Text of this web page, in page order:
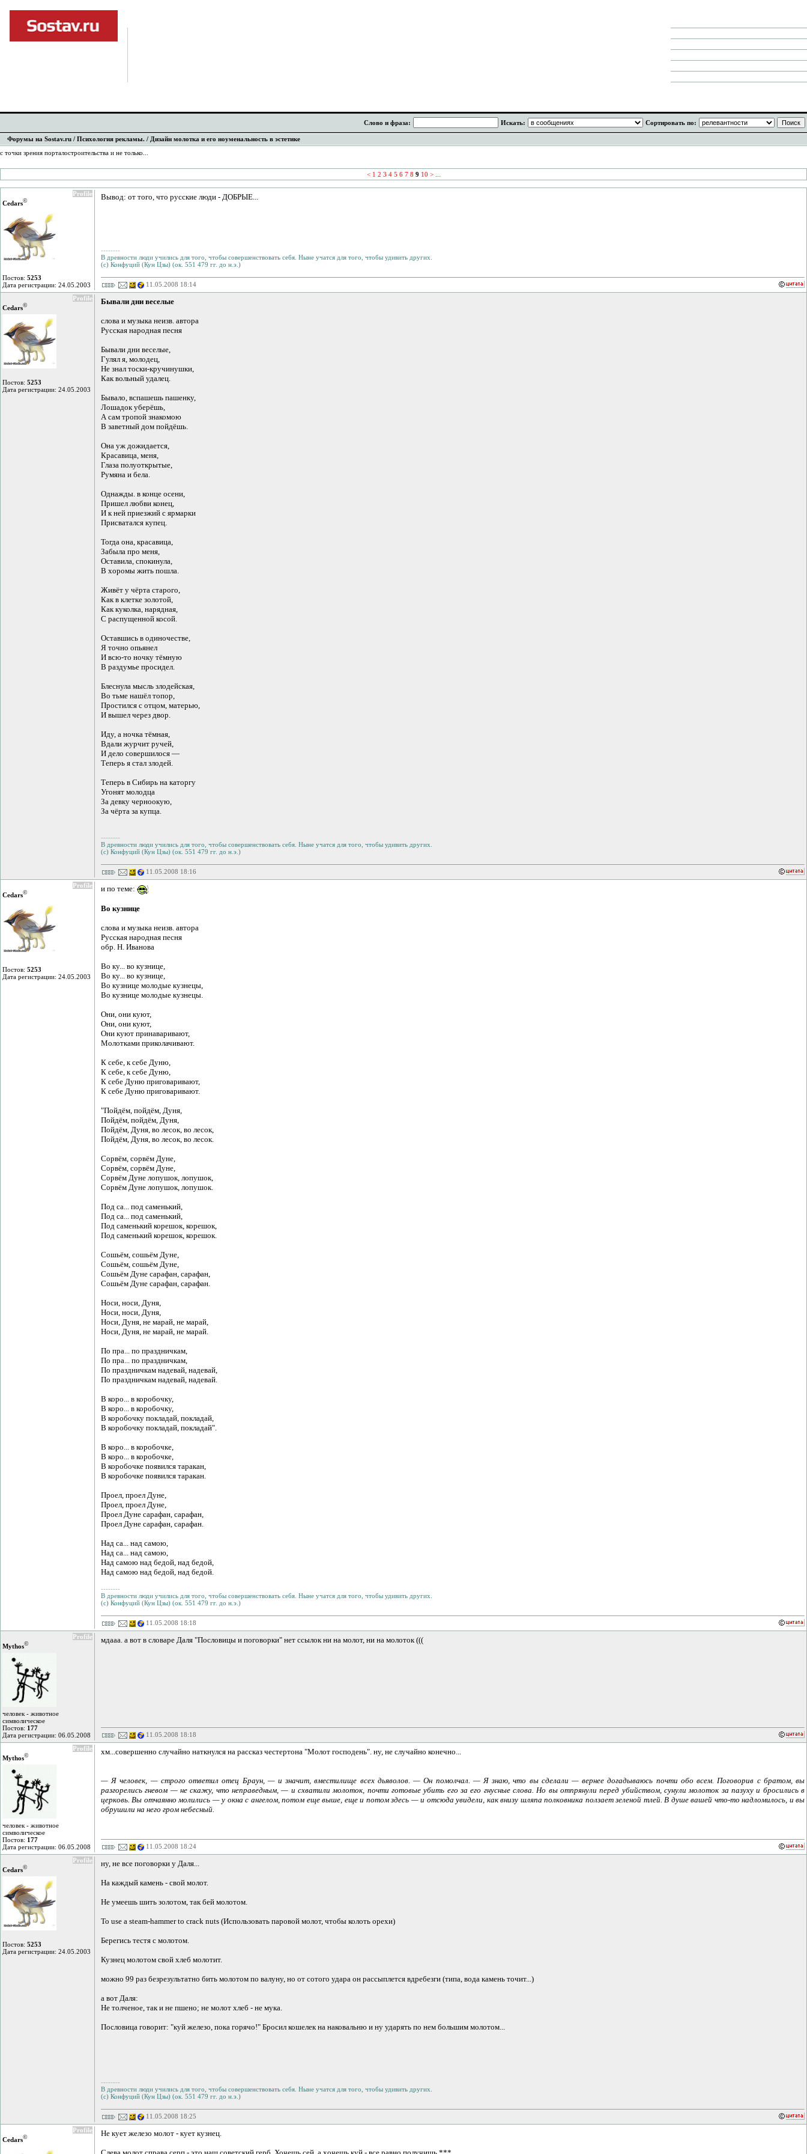
Слово и фраза: Искать: Сортировать по:
Форумы на Sostav.ru / Психология рекламы. / Дизайн молотка и его ноуменальность в эстетике
с точки зрения порталостроительства и не только...
< 1 2 3 4 5 6 7 8 9 10 >
Profile
Cedars©
Постов: 5253
Дата регистрации: 24.05.2003
Вывод: от того, что русские люди - ДОБРЫЕ...
--------
В древности люди учились для того, чтобы совершенствовать себя. Ныне учатся для того, чтобы удивить других.
(с) Конфуций (Кун Цзы) (ок. 551 479 гг. до н.э.)
11.05.2008 18:14
Profile
Cedars©
Постов: 5253
Дата регистрации: 24.05.2003
Бывали дни веселые
слова и музыка неизв. автора
Русская народная песня
Бывали дни веселые,
Гулял я, молодец,
Не знал тоски-кручинушки,
Как вольный удалец.
Бывало, вспашешь пашенку,
Лошадок уберёшь,
А сам тропой знакомою
В заветный дом пойдёшь.
Она уж дожидается,
Красавица, меня,
Глаза полуоткрытые,
Румяна и бела.
Однажды. в конце осени,
Пришел любви конец,
И к ней приезжий с ярмарки
Присватался купец.
Тогда она, красавица,
Забыла про меня,
Оставила, спокинула,
В хоромы жить пошла.
Живёт у чёрта старого,
Как в клетке золотой,
Как куколка, нарядная,
С распущенной косой.
Оставшись в одиночестве,
Я точно опьянел
И всю-то ночку тёмную
В раздумье просидел.
Блеснула мысль злодейская,
Во тьме нашёл топор,
Простился с отцом, матерью,
И вышел через двор.
Иду, а ночка тёмная,
Вдали журчит ручей,
И дело совершилося —
Теперь я стал злодей.
Теперь в Сибирь на каторгу
Угонят молодца
За девку черноокую,
За чёрта за купца.
--------
В древности люди учились для того, чтобы совершенствовать себя. Ныне учатся для того, чтобы удивить других.
(с) Конфуций (Кун Цзы) (ок. 551 479 гг. до н.э.)
11.05.2008 18:16
Profile
Cedars©
Постов: 5253
Дата регистрации: 24.05.2003
и по теме:
Во кузнице
слова и музыка неизв. автора
Русская народная песня
обр. Н. Иванова
Во ку... во кузнице,
Во ку... во кузнице,
Во кузнице молодые кузнецы,
Во кузнице молодые кузнецы.
Они, они куют,
Они, они куют,
Они куют принаваривают,
Молотками приколачивают.
К себе, к себе Дуню,
К себе, к себе Дуню,
К себе Дуню приговаривают,
К себе Дуню приговаривают.
"Пойдём, пойдём, Дуня,
Пойдём, пойдём, Дуня,
Пойдём, Дуня, во лесок, во лесок,
Пойдём, Дуня, во лесок, во лесок.
Сорвём, сорвём Дуне,
Сорвём, сорвём Дуне,
Сорвём Дуне лопушок, лопушок,
Сорвём Дуне лопушок, лопушок.
Под са... под саменький,
Под са... под саменький,
Под саменький корешок, корешок,
Под саменький корешок, корешок.
Сошьём, сошьём Дуне,
Сошьём, сошьём Дуне,
Сошьём Дуне сарафан, сарафан,
Сошьём Дуне сарафан, сарафан.
Носи, носи, Дуня,
Носи, носи, Дуня,
Носи, Дуня, не марай, не марай,
Носи, Дуня, не марай, не марай.
По пра... по праздничкам,
По пра... по праздничкам,
По праздничкам надевай, надевай,
По праздничкам надевай, надевай.
В коро... в коробочку,
В коро... в коробочку,
В коробочку покладай, покладай,
В коробочку покладай, покладай".
В коро... в коробочке,
В коро... в коробочке,
В коробочке появился таракан,
В коробочке появился таракан.
Проел, проел Дуне,
Проел, проел Дуне,
Проел Дуне сарафан, сарафан,
Проел Дуне сарафан, сарафан.
Над са... над самою,
Над са... над самою,
Над самою над бедой, над бедой,
Над самою над бедой, над бедой.
--------
В древности люди учились для того, чтобы совершенствовать себя. Ныне учатся для того, чтобы удивить других.
(с) Конфуций (Кун Цзы) (ок. 551 479 гг. до н.э.)
11.05.2008 18:18
Profile
Mythos©
человек - животное
символическое
Постов: 177
Дата регистрации: 06.05.2008
мдааа. а вот в словаре Даля "Пословицы и поговорки" нет ссылок ни на молот, ни на молоток (((
11.05.2008 18:18
Profile
Mythos©
человек - животное
символическое
Постов: 177
Дата регистрации: 06.05.2008
хм...совершенно случайно наткнулся на рассказ честертона "Молот господень". ну, не случайно конечно...
— Я человек, — строго ответил отец Браун, — и значит, вместилище всех дьяволов. — Он помолчал. — Я знаю, что вы сделали — вернее догадываюсь почти обо всем. Поговорив с братом, вы
разгорелись гневом — не скажу, что неправедным, — и схватили молоток, почти готовые убить его за его гнусные слова. Но вы отпрянули перед убийством, сунули молоток за пазуху и бросились в
церковь. Вы отчаянно молились — у окна с ангелом, потом еще выше, еще и потом здесь — и отсюда увидели, как внизу шляпа полковника ползает зеленой тлей. В душе вашей что-то надломилось, и вы
обрушили на него гром небесный.
11.05.2008 18:24
Profile
Cedars©
Постов: 5253
Дата регистрации: 24.05.2003
ну, не все поговорки у Даля...
На каждый камень - свой молот.
Не умеешь шить золотом, так бей молотом.
To use a steam-hammer to crack nuts (Использовать паровой молот, чтобы колоть орехи)
Берегись тестя с молотом.
Кузнец молотом свой хлеб молотит.
можно 99 раз безрезультатно бить молотом по валуну, но от сотого удара он рассыплется вдребезги (типа, вода камень точит...)
а вот Даля:
Не толченое, так и не пшено; не молот хлеб - не мука.
Пословица говорит: "куй железо, пока горячо!" Бросил кошелек на наковальню и ну ударять по нем большим молотом...
--------
В древности люди учились для того, чтобы совершенствовать себя. Ныне учатся для того, чтобы удивить других.
(с) Конфуций (Кун Цзы) (ок. 551 479 гг. до н.э.)
11.05.2008 18:25
Profile
Cedars© Не кует железо молот - кует кузнец.